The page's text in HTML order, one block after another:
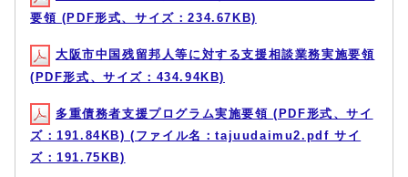
要領 (PDF形式、サイズ：234.67KB)
大阪市中国残留邦人等に対する支援相談業務実施要領
(PDF形式、サイズ：434.94KB)
多重債務者支援プログラム実施要領 (PDF形式、サイ
ズ：191.84KB) (ファイル名：tajuudaimu2.pdf サイ
ズ：191.75KB)